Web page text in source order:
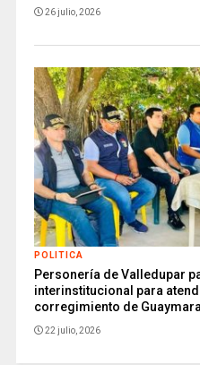
26 julio, 2026
POLITICA
Personería de Valledupar
interinstitucional para
corregimiento de Guaymaral
22 julio, 2026